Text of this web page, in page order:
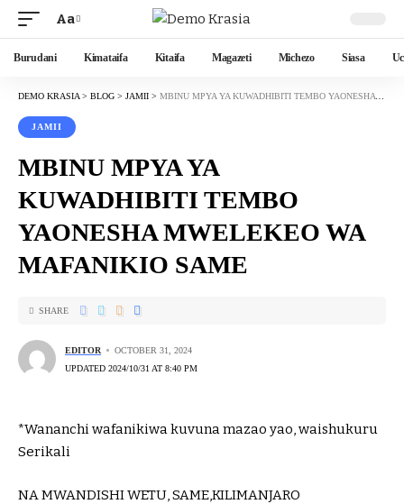
Aa
Burudani Kimataifa Kitaifa Magazeti Michezo Siasa
DEMO KRASIA > BLOG > JAMII > MBINU MPYA YA KUWADHIBITI TEMBO YAONESHA MWELEKEO WA MAFANIKIO SAME
JAMII
MBINU MPYA YA
KUWADHIBITI TEMBO
YAONESHA MWELEKEO WA
MAFANIKIO SAME
EDITOR
OCTOBER 31, 2024
UPDATED 2024/10/31 AT 8:40 PM
SHARE
*Wananchi wafanikiwa kuvuna mazao yao, waishukuru
Serikali
NA MWANDISHI WETU, SAME,KILIMANJARO